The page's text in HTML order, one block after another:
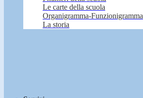
Le carte della scuola
Organigramma-Funzionigramma
La storia